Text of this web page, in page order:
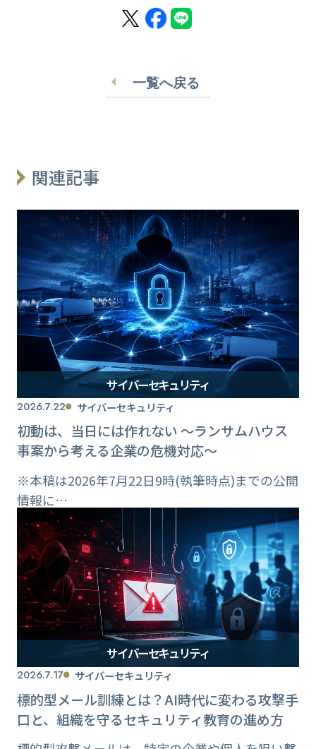
一覧へ戻る
関連記事
サイバーセキュリティ
2026.7.22 サイバーセキュリティ
初動は、当日には作れない ～ランサムハウス
事案から考える企業の危機対応～
※本稿は2026年7月22日9時(執筆時点)までの公開
情報に…
サイバーセキュリティ
2026.7.17 サイバーセキュリティ
標的型メール訓練とは？AI時代に変わる攻撃手
口と、組織を守るセキュリティ教育の進め方